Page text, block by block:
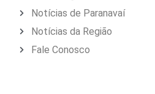
Notícias de Paranavaí
Notícias da Região
Fale Conosco